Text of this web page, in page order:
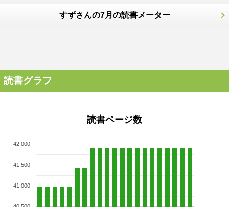
すずさんの7月の読書メーター
読書グラフ
読書ページ数
41,000
41,500
42,000